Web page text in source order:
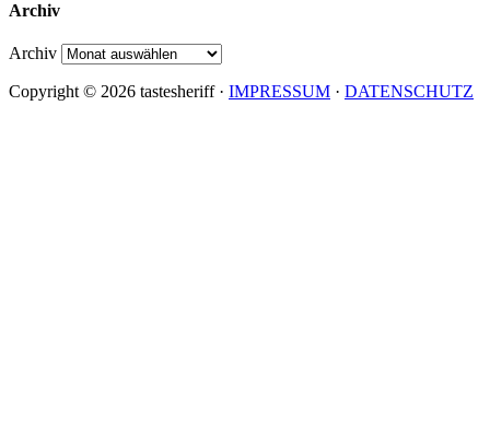
Archiv
Archiv
Copyright © 2026 tastesheriff · IMPRESSUM · DATENSCHUTZ